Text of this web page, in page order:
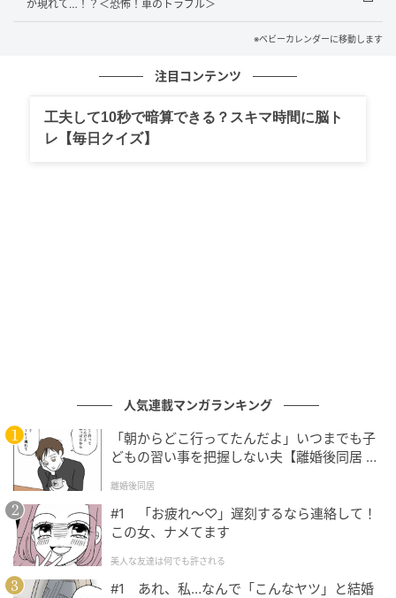
※ベビーカレンダーが独自に実施したアンケートで集
時期：2026年4月）
ベビーカレンダー編集部
の記事をもっとみる
が現れて…！？＜恐怖！車のトラブル＞
※ベビーカレンダーに移動します
注目コンテンツ
工夫して10秒で暗算できる？スキマ時間に脳ト
レ【毎日クイズ】
人気連載マンガランキング
「朝からどこ行ってたんだよ」いつまでも子
どもの習い事を把握しない夫【離婚後同居 Vo
離婚後同居
#1 「お疲れ〜♡」遅刻するなら連絡して！
この女、ナメてます
美人な友達は何でも許される
#1 あれ、私…なんで「こんなヤツ」と結婚